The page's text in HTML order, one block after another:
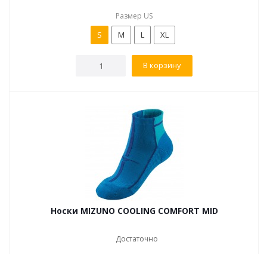
Размер US
S M L XL
В корзину
Носки MIZUNO COOLING COMFORT MID
Достаточно